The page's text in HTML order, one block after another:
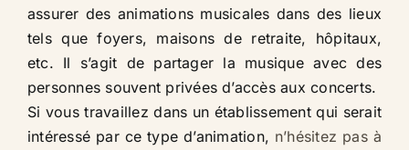
assurer des animations musicales dans des lieux
tels que foyers, maisons de retraite, hôpitaux,
etc. Il s’agit de partager la musique avec des
personnes souvent privées d’accès aux concerts.
Si vous travaillez dans un établissement qui serait
intéressé par ce type d’animation, n’hésitez pas à